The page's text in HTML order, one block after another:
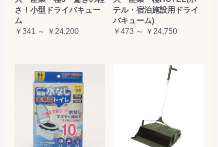
さ！小型ドライバキュー
ム
￥341 ～ ￥24,200
テル・宿泊施設用ドライ
バキューム)
￥473 ～ ￥24,750